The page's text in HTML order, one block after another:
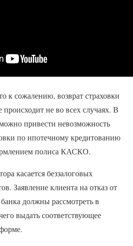
к сожалению, возврат страховки
не во всех случаях. В
привести невозможность
по ипотечному кредитованию
полиса КАСКО.
касается беззалоговых
Заявление клиента на отказ от
должны рассмотреть в
выдать соответствующее